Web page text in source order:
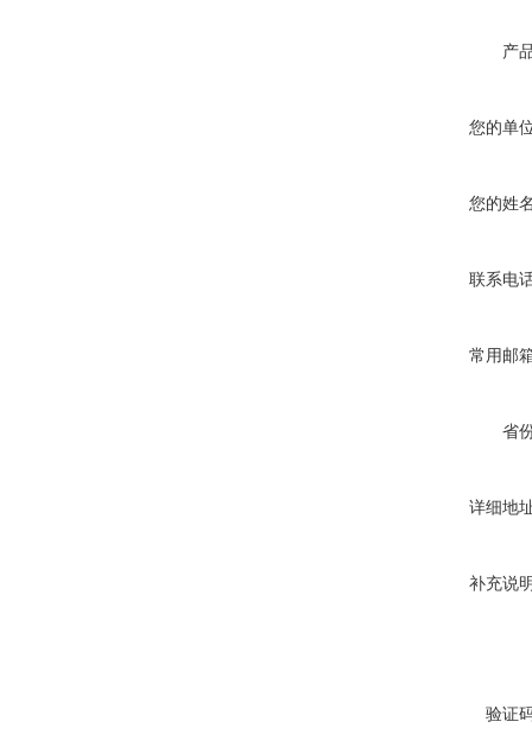
产
您的单
您的姓
联系电
常用邮
省
详细地
补充说
验证